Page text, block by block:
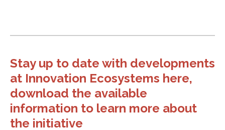
Stay up to date with developments
at Innovation Ecosystems here,
download the available
information to learn more about
the initiative